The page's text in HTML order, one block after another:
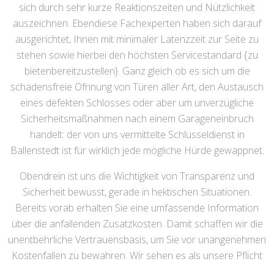
sich durch sehr kurze Reaktionszeiten und Nützlichkeit
auszeichnen. Ebendiese Fachexperten haben sich darauf
ausgerichtet, Ihnen mit minimaler Latenzzeit zur Seite zu
stehen sowie hierbei den höchsten Servicestandard {zu
bietenbereitzustellen}. Ganz gleich ob es sich um die
schadensfreie Öfnnung von Türen aller Art, den Austausch
eines defekten Schlosses oder aber um unverzügliche
Sicherheitsmaßnahmen nach einem Garageneinbruch
handelt: der von uns vermittelte Schlüsseldienst in
Ballenstedt ist für wirklich jede mögliche Hürde gewappnet.
Obendrein ist uns die Wichtigkeit von Transparenz und
Sicherheit bewusst, gerade in hektischen Situationen.
Bereits vorab erhalten Sie eine umfassende Information
über die anfallenden Zusatzkosten. Damit schaffen wir die
unentbehrliche Vertrauensbasis, um Sie vor unangenehmen
Kostenfallen zu bewahren. Wir sehen es als unsere Pflicht